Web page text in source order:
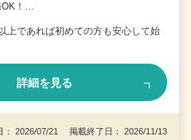
OK！…
であれば初めての方も安心して始
詳細を見る
： 2026/07/21 掲載終了日： 2026/11/13